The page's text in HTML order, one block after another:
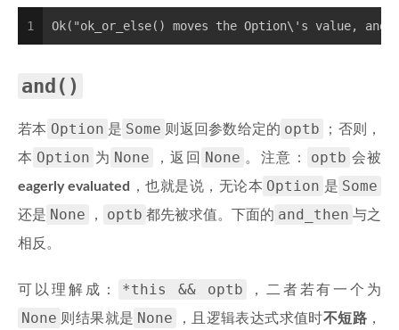
1 Ok("ok_or_else() moves the Option\'s value,
and()
若本 Option 是 Some 则返回参数给定的 optb
；否则，
本 Option 为 None ，返回 None 。注意： optb 会被
eagerly evaluated
，也就是说，无论本 Option 是 Some
还是 None ， optb 都先被求值。下面的 and_then 与之
相反。
可以理解成： *this && optb ，二者若有一个为
None 则结果就是 None ，且逻辑表达式求值时不短路 ，